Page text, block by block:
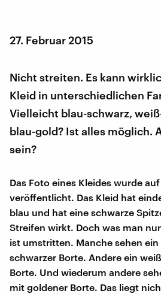
27. Februar 2015
Nicht streiten. Es kann
Kleid in unterschiedlichen
Vielleicht blau-schwarz,
blau-gold? Ist alles möglich.
sein?
Das Foto eines Kleides wurde
veröffentlicht. Das Kleid hat
blau und hat eine schwarze
Streifen wirkt. Doch was man
ist umstritten. Manche sehen
schwarzer Borte. Andere ein
Borte. Und wiederum andere
mit goldener Borte. Das liegt